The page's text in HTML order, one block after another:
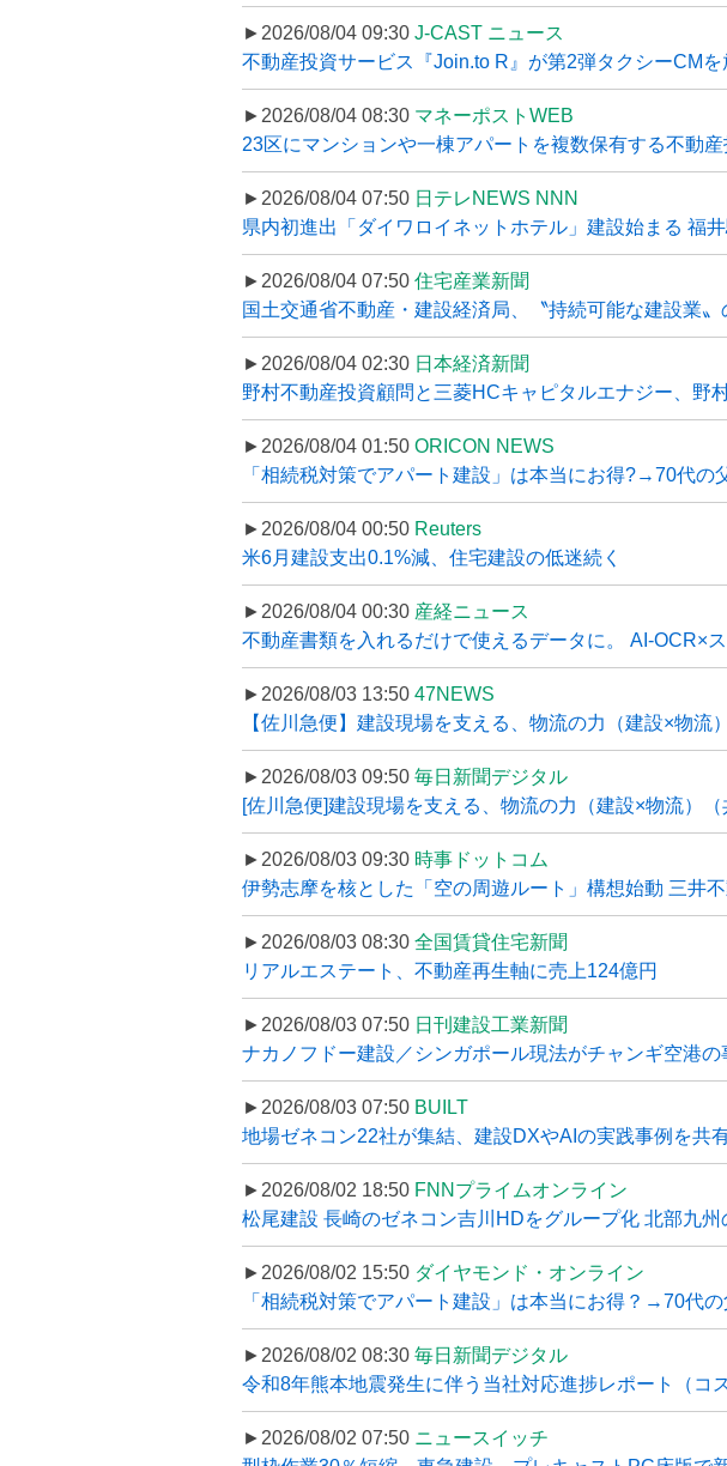
►2026/08/04 09:30 J-CAST ニュース
不動産投資サービス『Join.to R』が第2弾タクシーCMを
►2026/08/04 08:30 マネーポストWEB
23区にマンションや一棟アパートを複数保有する不動産
►2026/08/04 07:50 日テレNEWS NNN
県内初進出「ダイワロイネットホテル」建設始まる 福
►2026/08/04 07:50 住宅産業新聞
国土交通省不動産・建設経済局、〝持続可能な建設業〟
►2026/08/04 02:30 日本経済新聞
野村不動産投資顧問と三菱HCキャピタルエナジー、野
►2026/08/04 01:50 ORICON NEWS
「相続税対策でアパート建設」は本当にお得?→70代の
►2026/08/04 00:50 Reuters
米6月建設支出0.1%減、住宅建設の低迷続く
►2026/08/04 00:30 産経ニュース
不動産書類を入れるだけで使えるデータに。 AI-OCR×
►2026/08/03 13:50 47NEWS
【佐川急便】建設現場を支える、物流の力（建設×物流）
►2026/08/03 09:50 毎日新聞デジタル
[佐川急便]建設現場を支える、物流の力（建設×物流）（
►2026/08/03 09:30 時事ドットコム
伊勢志摩を核とした「空の周遊ルート」構想始動 三井
►2026/08/03 08:30 全国賃貸住宅新聞
リアルエステート、不動産再生軸に売上124億円
►2026/08/03 07:50 日刊建設工業新聞
ナカノフドー建設／シンガポール現法がチャンギ空港の
►2026/08/03 07:50 BUILT
地場ゼネコン22社が集結、建設DXやAIの実践事例を共
►2026/08/02 18:50 FNNプライムオンライン
松尾建設 長崎のゼネコン吉川HDをグループ化 北部九州
►2026/08/02 15:50 ダイヤモンド・オンライン
「相続税対策でアパート建設」は本当にお得？→70代の
►2026/08/02 08:30 毎日新聞デジタル
令和8年熊本地震発生に伴う当社対応進捗レポート（コ
►2026/08/02 07:50 ニュースイッチ